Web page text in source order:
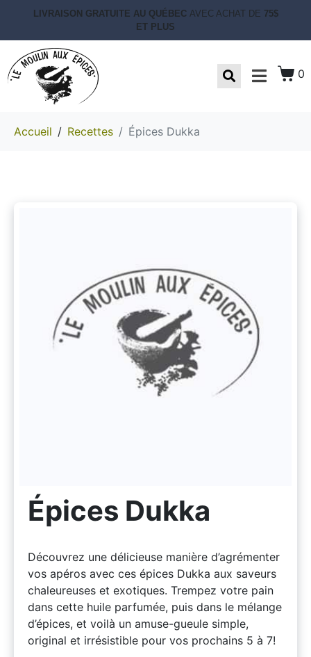
LIVRAISON GRATUITE AU QUÉBEC AVEC ACHAT DE 75$
ET PLUS
0
Accueil Recettes Épices Dukka
Épices Dukka
Découvrez une délicieuse manière d’agrémenter
vos apéros avec ces épices Dukka aux saveurs
chaleureuses et exotiques. Trempez votre pain
dans cette huile parfumée, puis dans le mélange
d’épices, et voilà un amuse-gueule simple,
original et irrésistible pour vos prochains 5 à 7!